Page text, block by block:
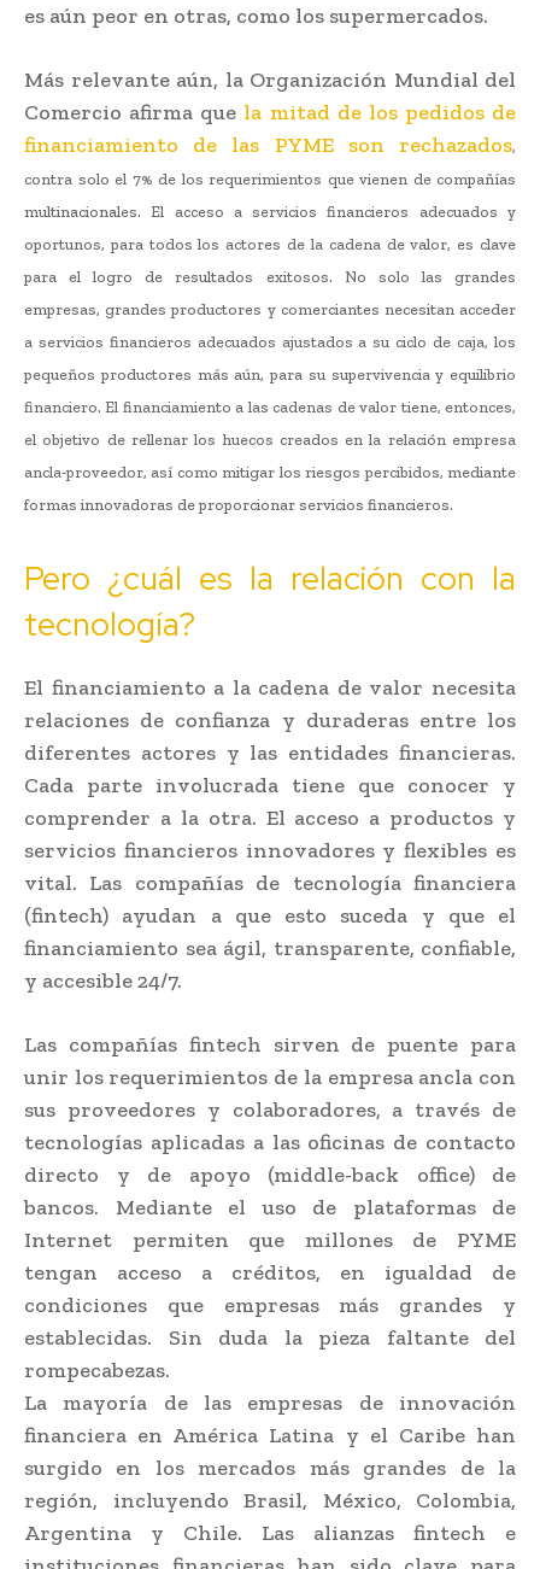
es aún peor en otras, como los supermercados.
Más relevante aún, la Organización Mundial del
Comercio afirma que la mitad de los pedidos de
financiamiento de las PYME son rechazados,
contra solo el 7% de los requerimientos que vienen de compañías
multinacionales. El acceso a servicios financieros adecuados y
oportunos, para todos los actores de la cadena de valor, es clave
para el logro de resultados exitosos. No solo las grandes
empresas, grandes productores y comerciantes necesitan acceder
a servicios financieros adecuados ajustados a su ciclo de caja, los
pequeños productores más aún, para su supervivencia y equilibrio
financiero. El financiamiento a las cadenas de valor tiene, entonces,
el objetivo de rellenar los huecos creados en la relación empresa
ancla-proveedor, así como mitigar los riesgos percibidos, mediante
formas innovadoras de proporcionar servicios financieros.
Pero ¿cuál es la relación con la
tecnología?
El financiamiento a la cadena de valor necesita
relaciones de confianza y duraderas entre los
diferentes actores y las entidades financieras.
Cada parte involucrada tiene que conocer y
comprender a la otra. El acceso a productos y
servicios financieros innovadores y flexibles es
vital. Las compañías de tecnología financiera
(fintech) ayudan a que esto suceda y que el
financiamiento sea ágil, transparente, confiable,
y accesible 24/7.
Las compañías fintech sirven de puente para
unir los requerimientos de la empresa ancla con
sus proveedores y colaboradores, a través de
tecnologías aplicadas a las oficinas de contacto
directo y de apoyo (middle-back office) de
bancos. Mediante el uso de plataformas de
Internet permiten que millones de PYME
tengan acceso a créditos, en igualdad de
condiciones que empresas más grandes y
establecidas. Sin duda la pieza faltante del
rompecabezas.
La mayoría de las empresas de innovación
financiera en América Latina y el Caribe han
surgido en los mercados más grandes de la
región, incluyendo Brasil, México, Colombia,
Argentina y Chile. Las alianzas fintech e